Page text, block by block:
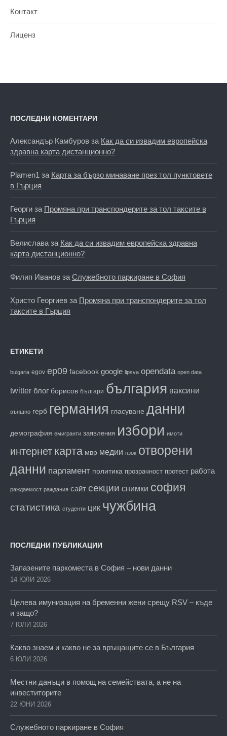
Контакт
Лиценз
ПОСЛЕДНИ КОМЕНТАРИ
Александър Камбуров за Как да си извадим европейска
здравна карта дистанционно?
Plamen1 за Карта за бързо минаване през тол пунктовете
в Гърция
Георги за Промяна при транспондерите за тол таксите в
Гърция
Велислава за Как да си извадим европейска здравна
карта дистанционно?
Филип Иванов за Служебното паркиране в София
Христо Георгиев за Промяна при транспондерите за тол
таксите в Гърция
ЕТИКЕТИ
bulgaria egov ep09 facebook google lipsva opendata open data
twitter блог борисов българи българия ваксини
външно герб германия гласуване данни
демография емигранти заявления избори имоти
интернет карта мвр медии нзок отворени
данни парламент политика прозрачност протест работа
раждаемост раждания сайт секции снимки софия
статистика студенти цик чужбина
ПОСЛЕДНИ ПУБЛИКАЦИИ
Запазените паркоместа в София – нови данни
14 ЮЛИ 2026
Целева имунизация на бременни жени срещу RSV – къде
и защо?
7 ЮЛИ 2026
Какво знаем и какво не за връщащите се в България
6 ЮЛИ 2026
Местни данъци в помощ на семействата, а не на
инвеститорите
22 ЮНИ 2026
Служебното паркиране в София